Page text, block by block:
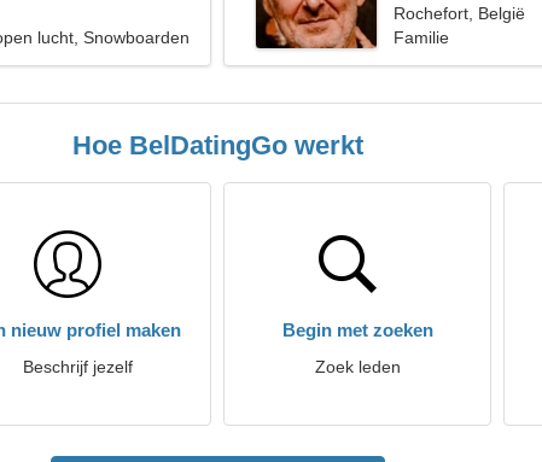
lucht, Snowboarden
Rochefort, België
Familie
Hoe BelDatingGo werkt
nieuw profiel maken
Beschrijf jezelf
Begin met zoeken
Zoek leden